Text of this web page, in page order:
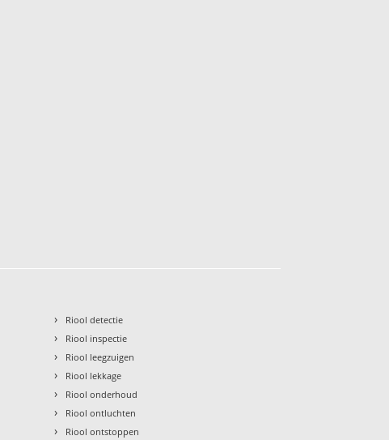
› Riool detectie
› Riool inspectie
› Riool leegzuigen
› Riool lekkage
› Riool onderhoud
› Riool ontluchten
› Riool ontstoppen